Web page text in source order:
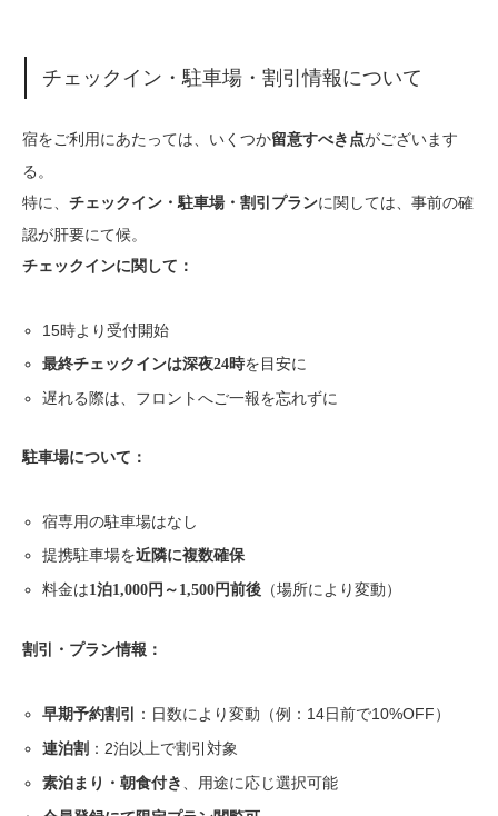
チェックイン・駐車場・割引情報について
宿をご利用にあたっては、いくつか留意すべき点がございます
る。
特に、 チェックイン・駐車場・割引プランに関しては、事前の確
認が肝要にて候。
チェックインに関して：
15時より受付開始
最終チェックインは深夜24時を目安に
遅れる際は、フロントへご一報を忘れずに
駐車場について：
宿専用の駐車場はなし
提携駐車場を近隣に複数確保
料金は1泊1,000円～1,500円前後 （場所により変動）
割引・プラン情報：
早期予約割引 ：日数により変動（例：14日前で10%OFF）
連泊割 ：2泊以上で割引対象
素泊まり・朝食付き 、用途に応じ選択可能